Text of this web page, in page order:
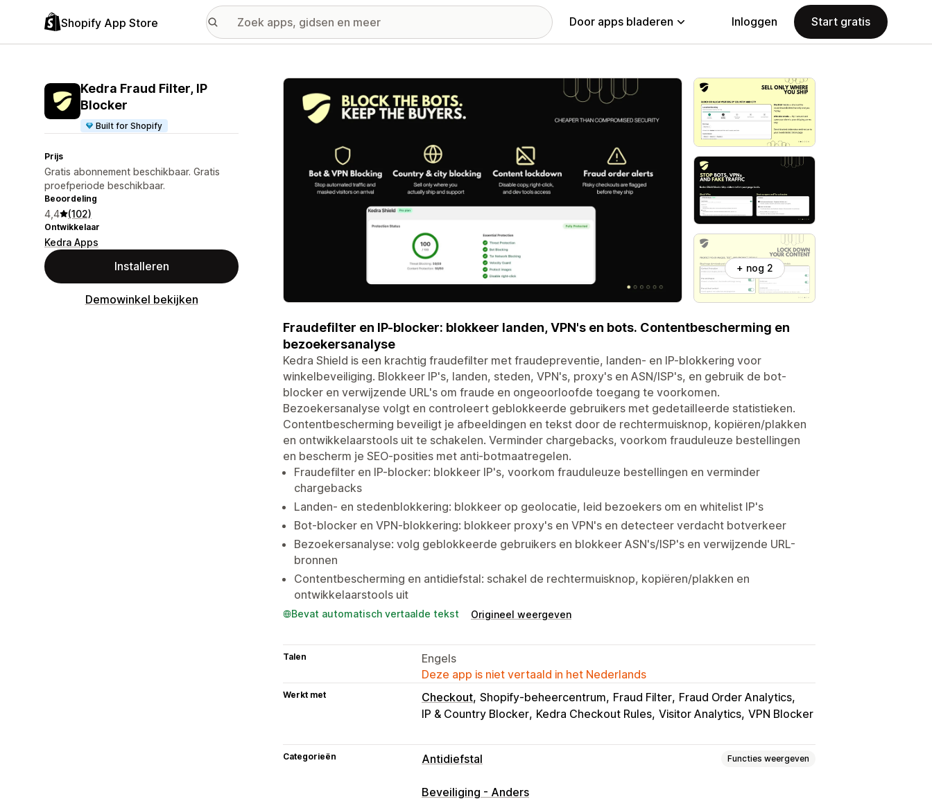
Shopify App Store Door apps bladeren Inloggen Start gratis
Kedra Fraud Filter, IP
Blocker
Built for Shopify
Prijs
Gratis abonnement beschikbaar. Gratis
proefperiode beschikbaar.
Beoordeling
4,4 (102)
Ontwikkelaar
Kedra Apps
Installeren
Demowinkel bekijken
Galerij met uitgelichte afbeeldingen
+ nog 2
Fraudefilter en IP-blocker: blokkeer landen, VPN's en bots. Contentbescherming en
bezoekersanalyse
Kedra Shield is een krachtig fraudefilter met fraudepreventie, landen- en IP-blokkering voor
winkelbeveiliging. Blokkeer IP's, landen, steden, VPN's, proxy's en ASN/ISP's, en gebruik de bot-
blocker en verwijzende URL's om fraude en ongeoorloofde toegang te voorkomen.
Bezoekersanalyse volgt en controleert geblokkeerde gebruikers met gedetailleerde statistieken.
Contentbescherming beveiligt je afbeeldingen en tekst door de rechtermuisknop, kopiëren/plakken
en ontwikkelaarstools uit te schakelen. Verminder chargebacks, voorkom frauduleuze bestellingen
en bescherm je SEO-posities met anti-botmaatregelen.
Fraudefilter en IP-blocker: blokkeer IP's, voorkom frauduleuze bestellingen en verminder
chargebacks
Landen- en stedenblokkering: blokkeer op geolocatie, leid bezoekers om en whitelist IP's
Bot-blocker en VPN-blokkering: blokkeer proxy's en VPN's en detecteer verdacht botverkeer
Bezoekersanalyse: volg geblokkeerde gebruikers en blokkeer ASN's/ISP's en verwijzende URL-
bronnen
Contentbescherming en antidiefstal: schakel de rechtermuisknop, kopiëren/plakken en
ontwikkelaarstools uit
Bevat automatisch vertaalde tekst Origineel weergeven
Talen
Engels
Deze app is niet vertaald in het Nederlands
Werkt met Checkout Shopify-beheercentrum Fraud Filter Fraud Order Analytics
IP & Country Blocker Kedra Checkout Rules Visitor Analytics VPN Blocker
Categorieën Antidiefstal Functies weergeven
Beschermde elementen
Beveiliging - Anders